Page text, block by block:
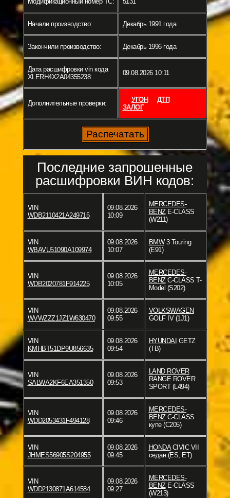
Начали производство: Декабрь 1991 года
Закончили производство: Декабрь 1996 года
Дата расшифровки vin кода
XLERH4X2A04355238:
09.08.2026 10:11
Дополнительные проверки: УГОН
ДТП
ЗАЛОГ
Последние запрошенные
расшифровки ВИН кодов:
VIN
WDB2110421A249715
09.08.2026
10:09
MERCEDES-
BENZE-CLASS
(W211)
VIN
WBAVU51090A109974
09.08.2026
10:07
BMW3 Touring
(E91)
VIN
WDB2020781F914225
09.08.2026
10:05
MERCEDES-
BENZC-CLASS T-
Model (S202)
VIN
WVWZZZ1JZ1W630470
09.08.2026
09:55
VOLKSWAGEN
GOLF IV (1J1)
VIN
KMHBT51DP9U856635
09.08.2026
09:54
HYUNDAI GETZ
(TB)
VIN
SALWA2KF6EA351350
09.08.2026
09:53
LAND ROVER
RANGE ROVER
SPORT (L494)
VIN
WDD2053431F494128
09.08.2026
09:46
MERCEDES-
BENZC-CLASS
купе (C205)
VIN
JHMES56905S204955
09.08.2026
09:45
HONDACIVIC VII
седан (ES, ET)
VIN
WDD2130871A614584
09.08.2026
09:27
MERCEDES-
BENZE-CLASS
(W213)